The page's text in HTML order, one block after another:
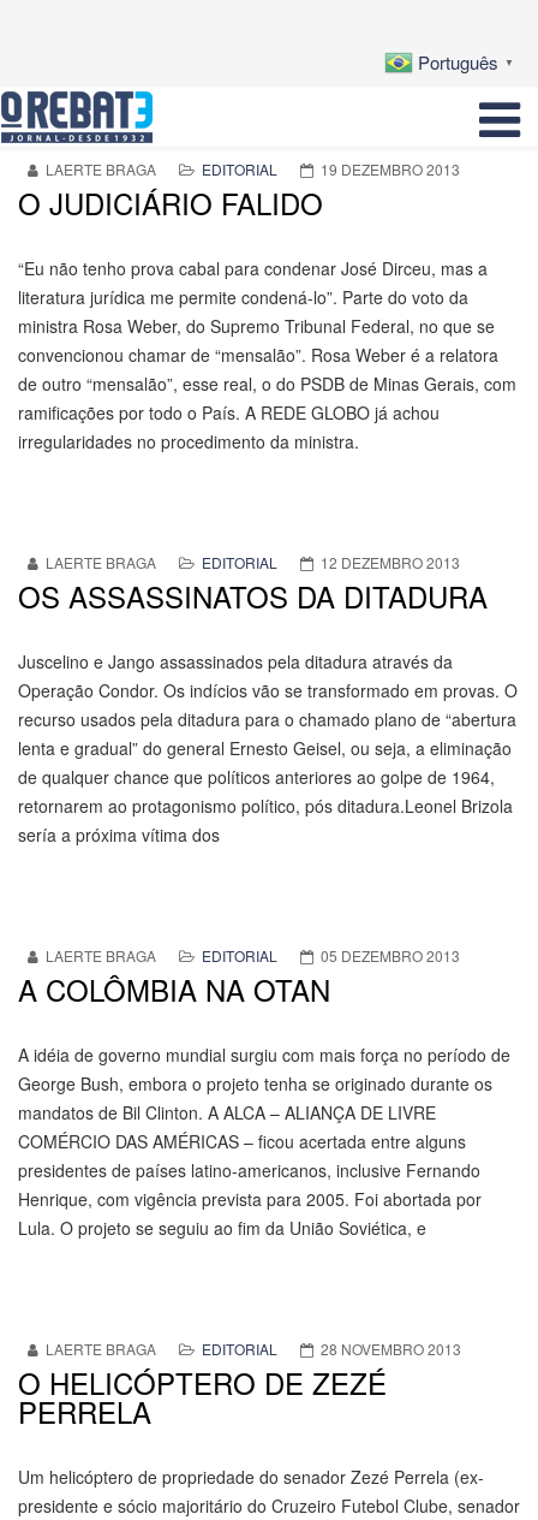
Português ▼
LAERTE BRAGA EDITORIAL 19 DEZEMBRO 2013
O JUDICIÁRIO FALIDO
“Eu não tenho prova cabal para condenar José Dirceu, mas a
literatura jurídica me permite condená-lo”. Parte do voto da
ministra Rosa Weber, do Supremo Tribunal Federal, no que se
convencionou chamar de “mensalão”. Rosa Weber é a relatora
de outro “mensalão”, esse real, o do PSDB de Minas Gerais, com
ramificações por todo o País. A REDE GLOBO já achou
irregularidades no procedimento da ministra.
LAERTE BRAGA EDITORIAL 12 DEZEMBRO 2013
OS ASSASSINATOS DA DITADURA
Juscelino e Jango assassinados pela ditadura através da
Operação Condor. Os indícios vão se transformado em provas. O
recurso usados pela ditadura para o chamado plano de “abertura
lenta e gradual” do general Ernesto Geisel, ou seja, a eliminação
de qualquer chance que políticos anteriores ao golpe de 1964,
retornarem ao protagonismo político, pós ditadura.Leonel Brizola
sería a próxima vítima dos
LAERTE BRAGA EDITORIAL 05 DEZEMBRO 2013
A COLÔMBIA NA OTAN
A idéia de governo mundial surgiu com mais força no período de
George Bush, embora o projeto tenha se originado durante os
mandatos de Bil Clinton. A ALCA – ALIANÇA DE LIVRE
COMÉRCIO DAS AMÉRICAS – ficou acertada entre alguns
presidentes de países latino-americanos, inclusive Fernando
Henrique, com vigência prevista para 2005. Foi abortada por
Lula. O projeto se seguiu ao fim da União Soviética, e
LAERTE BRAGA EDITORIAL 28 NOVEMBRO 2013
O HELICÓPTERO DE ZEZÉ
PERRELA
Um helicóptero de propriedade do senador Zezé Perrela (ex-
presidente e sócio majoritário do Cruzeiro Futebol Clube, senador